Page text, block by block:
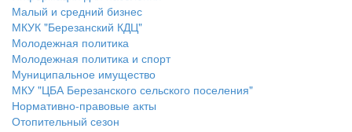
Малый и средний бизнес
МКУК "Березанский КДЦ"
Молодежная политика
Молодежная политика и спорт
Муниципальное имущество
МКУ "ЦБА Березанского сельского поселения"
Нормативно-правовые акты
Отопительный сезон